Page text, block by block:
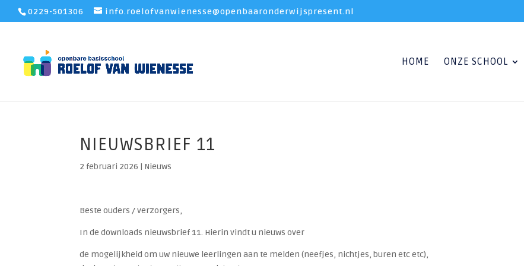
0229-501306 info.roelofvanwienesse@openbaaronderwijspresent.nl
HOME ONZE SCHOOL
NIEUWSBRIEF 11
2 februari 2026 | Nieuws
Beste ouders / verzorgers,
In de downloads nieuwsbrief 11. Hierin vindt u nieuws over
de mogelijkheid om uw nieuwe leerlingen aan te melden (neefjes, nichtjes, buren etc etc),